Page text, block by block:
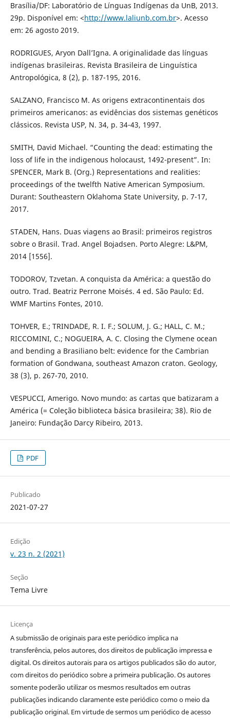
Brasília/DF: Laboratório de Línguas Indígenas da UnB, 2013.
29p. Disponível em: <http://www.laliunb.com.br>. Acesso
em: 26 agosto 2019.
RODRIGUES, Aryon Dall’Igna. A originalidade das línguas
indígenas brasileiras. Revista Brasileira de Linguística
Antropológica, 8 (2), p. 187-195, 2016.
SALZANO, Francisco M. As origens extracontinentais dos
primeiros americanos: as evidências dos sistemas genéticos
clássicos. Revista USP, N. 34, p. 34-43, 1997.
SMITH, David Michael. “Counting the dead: estimating the
loss of life in the indigenous holocaust, 1492-present”. In:
SPENCER, Mark B. (Org.) Representations and realities:
proceedings of the twelfth Native American Symposium.
Durant: Southeastern Oklahoma State University, p. 7-17,
2017.
STADEN, Hans. Duas viagens ao Brasil: primeiros registros
sobre o Brasil. Trad. Angel Bojadsen. Porto Alegre: L&PM,
2014 [1556].
TODOROV, Tzvetan. A conquista da América: a questão do
outro. Trad. Beatriz Perrone Moisés. 4 ed. São Paulo: Ed.
WMF Martins Fontes, 2010.
TOHVER, E.; TRINDADE, R. I. F.; SOLUM, J. G.; HALL, C. M.;
RICCOMINI, C.; NOGUEIRA, A. C. Closing the Clymene ocean
and bending a Brasiliano belt: evidence for the Cambrian
formation of Gondwana, southeast Amazon craton. Geology,
38 (3), p. 267-70, 2010.
VESPUCCI, Amerigo. Novo mundo: as cartas que batizaram a
América (= Coleção biblioteca básica brasileira; 38). Rio de
Janeiro: Fundação Darcy Ribeiro, 2013.
PDF
Publicado
2021-07-27
Edição
v. 23 n. 2 (2021)
Seção
Tema Livre
Licença
A submissão de originais para este periódico implica na
transferência, pelos autores, dos direitos de publicação impressa e
digital. Os direitos autorais para os artigos publicados são do autor,
com direitos do periódico sobre a primeira publicação. Os autores
somente poderão utilizar os mesmos resultados em outras
publicações indicando claramente este periódico como o meio da
publicação original. Em virtude de sermos um periódico de acesso